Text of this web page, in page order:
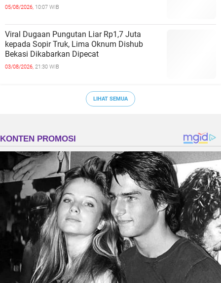
05/08/2026, 10:07 WIB
Viral Dugaan Pungutan Liar Rp1,7 Juta
kepada Sopir Truk, Lima Oknum Dishub
Bekasi Dikabarkan Dipecat
03/08/2026, 21:30 WIB
LIHAT SEMUA